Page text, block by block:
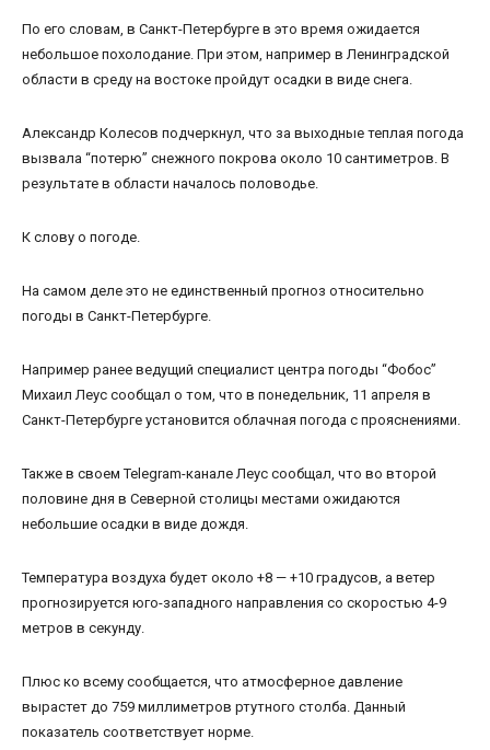
По его словам, в Санкт-Петербурге в это время ожидается
небольшое похолодание. При этом, например в Ленинградской
области в среду на востоке пройдут осадки в виде снега.
Александр Колесов подчеркнул, что за выходные теплая погода
вызвала “потерю” снежного покрова около 10 сантиметров. В
результате в области началось половодье.
К слову о погоде.
На самом деле это не единственный прогноз относительно
погоды в Санкт-Петербурге.
Например ранее ведущий специалист центра погоды “Фобос”
Михаил Леус сообщал о том, что в понедельник, 11 апреля в
Санкт-Петербурге установится облачная погода с прояснениями.
Также в своем Telegram-канале Леус сообщал, что во второй
половине дня в Северной столицы местами ожидаются
небольшие осадки в виде дождя.
Температура воздуха будет около +8 — +10 градусов, а ветер
прогнозируется юго-западного направления со скоростью 4-9
метров в секунду.
Плюс ко всему сообщается, что атмосферное давление
вырастет до 759 миллиметров ртутного столба. Данный
показатель соответствует норме.